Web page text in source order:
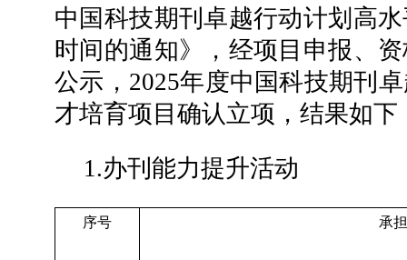
中国科技期刊卓越行动计划高
时间的通知》，经项目申报、
公示，2025年度中国科技期刊
才培育项目确认立项，结果如下
1.办刊能力提升活动
序号 承